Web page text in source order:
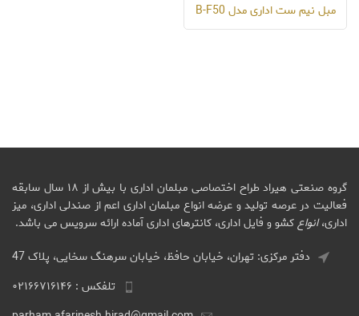
مبل نیم ست اداری مدل B-F50
گروه صنعتی هیراد طراح اختصاصی مبلمان اداری با بیش از ۱۸ سال سابقه
فعالیت در عرصه تولید و عرضه انواع مبلمان اداری اعم از صندلی اداری، میز
اداری،انواعکشو و فایل اداری، کانترهای اداری آماده ارائه سرویس می باشد.
دفتر مرکزی: تهران، خیابان حافظ، خیابان سرهنگ سخایی، پلاک 47
تلفکس : ۰۲۱۶۶۷۱۶۱۴۶